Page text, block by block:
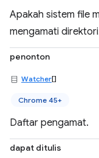
Apakah sistem file
mengamati
penonton
Watcher[]
Chrome 45+
Daftar pengamat.
dapat ditulis